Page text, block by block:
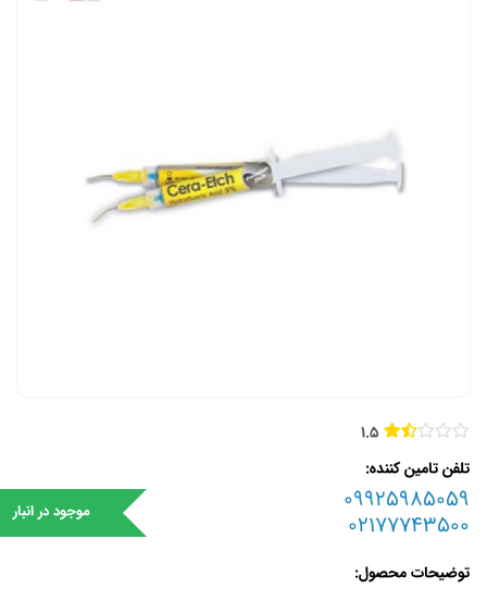
1.5
موجود در انبار
تلفن تامین کننده
09925985059
02177743500
توضیحات محصول